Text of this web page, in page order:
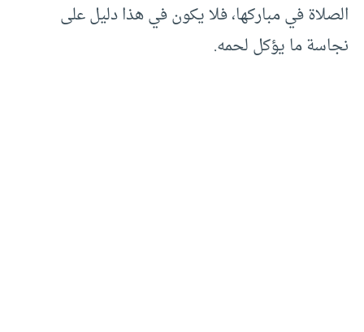
الصلاة في مباركها، فلا يكون في هذا دليل على
نجاسة ما يؤكل لحمه.